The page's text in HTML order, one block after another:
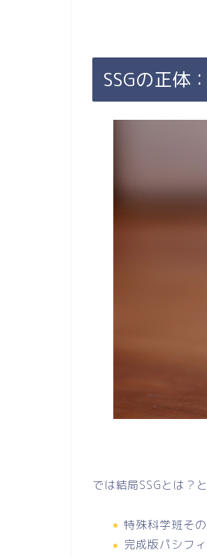
SSGの正体
では結局SSGとは？
特殊科学班そ
完成版パシフ